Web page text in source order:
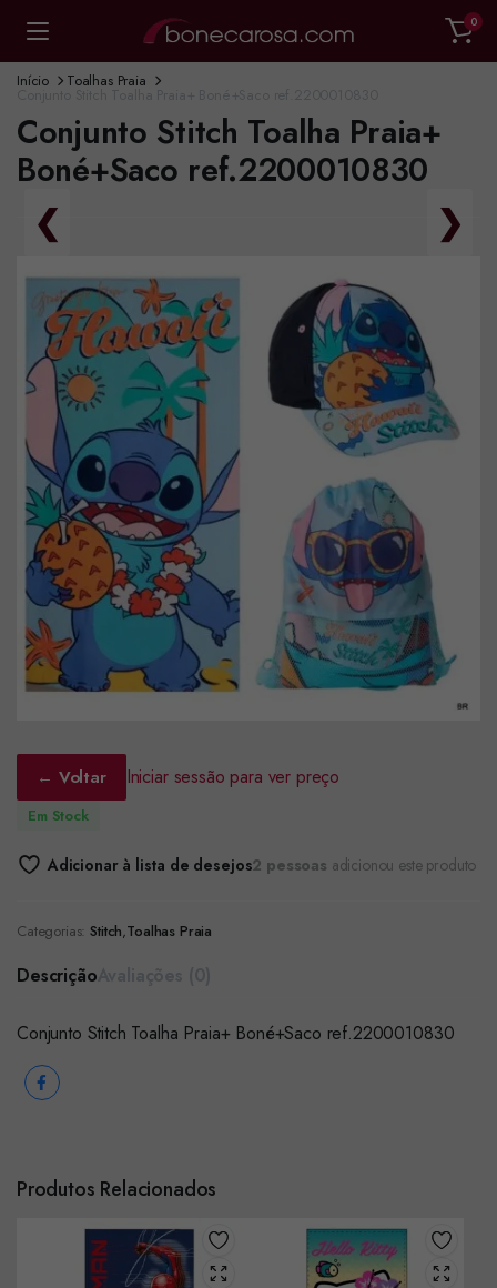
0
Início Toalhas Praia
Conjunto Stitch Toalha Praia+
Boné+Saco ref.2200010830
❮ ❯
← Voltar Iniciar sessão para ver preço
Em Stock
Adicionar à lista de desejos2 pessoas adicionou este produto
Categorias: Stitch,Toalhas Praia
Descrição
Conjunto Stitch Toalha Praia+ Boné+Saco ref.2200010830
Produtos Relacionados